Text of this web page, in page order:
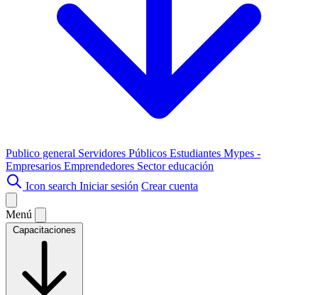
Publico general Servidores Públicos Estudiantes Mypes -
Empresarios Emprendedores Sector educación
Icon search Iniciar sesión Crear cuenta
Menú
Capacitaciones